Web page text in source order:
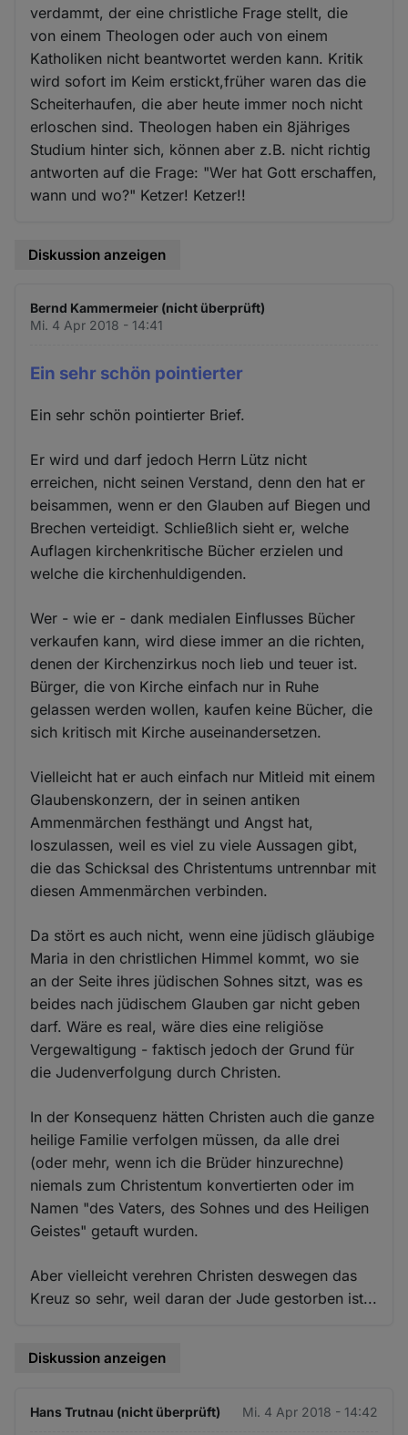
verdammt, der eine christliche Frage stellt, die
von einem Theologen oder auch von einem
Katholiken nicht beantwortet werden kann. Kritik
wird sofort im Keim erstickt,früher waren das die
Scheiterhaufen, die aber heute immer noch nicht
erloschen sind. Theologen haben ein 8jähriges
Studium hinter sich, können aber z.B. nicht richtig
antworten auf die Frage: "Wer hat Gott erschaffen,
wann und wo?" Ketzer! Ketzer!!
Diskussion anzeigen
Bernd Kammermeier (nicht überprüft)
Mi. 4 Apr 2018 - 14:41
Ein sehr schön pointierter
Ein sehr schön pointierter Brief.
Er wird und darf jedoch Herrn Lütz nicht
erreichen, nicht seinen Verstand, denn den hat er
beisammen, wenn er den Glauben auf Biegen und
Brechen verteidigt. Schließlich sieht er, welche
Auflagen kirchenkritische Bücher erzielen und
welche die kirchenhuldigenden.
Wer - wie er - dank medialen Einflusses Bücher
verkaufen kann, wird diese immer an die richten,
denen der Kirchenzirkus noch lieb und teuer ist.
Bürger, die von Kirche einfach nur in Ruhe
gelassen werden wollen, kaufen keine Bücher, die
sich kritisch mit Kirche auseinandersetzen.
Vielleicht hat er auch einfach nur Mitleid mit einem
Glaubenskonzern, der in seinen antiken
Ammenmärchen festhängt und Angst hat,
loszulassen, weil es viel zu viele Aussagen gibt,
die das Schicksal des Christentums untrennbar mit
diesen Ammenmärchen verbinden.
Da stört es auch nicht, wenn eine jüdisch gläubige
Maria in den christlichen Himmel kommt, wo sie
an der Seite ihres jüdischen Sohnes sitzt, was es
beides nach jüdischem Glauben gar nicht geben
darf. Wäre es real, wäre dies eine religiöse
Vergewaltigung - faktisch jedoch der Grund für
die Judenverfolgung durch Christen.
In der Konsequenz hätten Christen auch die ganze
heilige Familie verfolgen müssen, da alle drei
(oder mehr, wenn ich die Brüder hinzurechne)
niemals zum Christentum konvertierten oder im
Namen "des Vaters, des Sohnes und des Heiligen
Geistes" getauft wurden.
Aber vielleicht verehren Christen deswegen das
Kreuz so sehr, weil daran der Jude gestorben ist...
Diskussion anzeigen
Hans Trutnau (nicht überprüft) Mi. 4 Apr 2018 - 14:42